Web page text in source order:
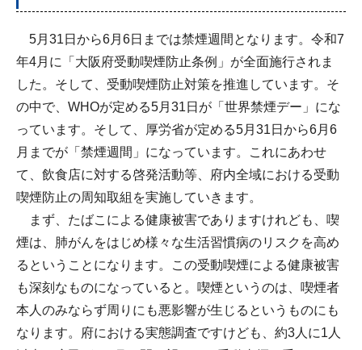
5月31日から6月6日までは禁煙週間となります。令和7
年4月に「大阪府受動喫煙防止条例」が全面施行されま
した。そして、受動喫煙防止対策を推進しています。そ
の中で、WHOが定める5月31日が「世界禁煙デー」にな
っています。そして、厚労省が定める5月31日から6月6
月までが「禁煙週間」になっています。これにあわせ
て、飲食店に対する啓発活動等、府内全域における受動
喫煙防止の周知取組を実施していきます。
まず、たばこによる健康被害でありますけれども、喫
煙は、肺がんをはじめ様々な生活習慣病のリスクを高め
るということになります。この受動喫煙による健康被害
も深刻なものになっていると。喫煙というのは、喫煙者
本人のみならず周りにも悪影響が生じるというものにも
なります。府における実態調査ですけども、約3人に1人